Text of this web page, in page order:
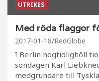
UTRIKES
Med röda flaggor
2017-01-18 RedGlobe
I Berlin högtidlighöll
söndagen Karl
medgrundare till